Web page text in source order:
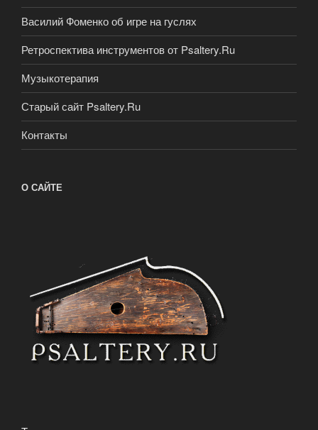
Василий Фоменко об игре на гуслях
Ретроспектива инструментов от Psaltery.Ru
Музыкотерапия
Старый сайт Psaltery.Ru
Контакты
О САЙТЕ